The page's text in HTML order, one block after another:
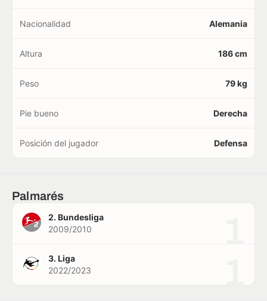
Nacionalidad Alemania
Altura 186 cm
Peso 79 kg
Pie bueno Derecha
Posición del jugador Defensa
Palmarés
2. Bundesliga
2009/2010
3. Liga
2022/2023